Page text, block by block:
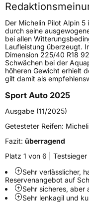
Höchstgeschwindigkeit
Lastindex103
Höchstlast875 kg
Gewicht (in kg)12,1 kg
FahrzeugtypSUV
VerwendungWinterreifen
Modellname
Pilot Alpin 5
FahrzeugartPKW & SUV
Weitere
Der Michelin Pilot Alpin
durch seine
bei allen
Laufleistung überzeugt.
Dimension 225/40 R18
Schwächen bei der
höheren Gewicht erhielt
gilt damit als
Sport Auto 2025
Ausgabe (11/2025)
Getesteter Reifen:
Fazit: überragend
Platz 1 von 6 |
Sehr verlässlicher,
Reservenangebot auf
Sehr sicheres, aber
Sehr lenkagil und